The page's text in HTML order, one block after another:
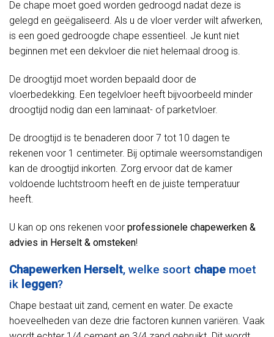
De chape moet goed worden gedroogd nadat deze is
gelegd en geëgaliseerd. Als u de vloer verder wilt afwerken,
is een goed gedroogde chape essentieel. Je kunt niet
beginnen met een dekvloer die niet helemaal droog is.
De droogtijd moet worden bepaald door de
vloerbedekking. Een tegelvloer heeft bijvoorbeeld minder
droogtijd nodig dan een laminaat- of parketvloer.
De droogtijd is te benaderen door 7 tot 10 dagen te
rekenen voor 1 centimeter. Bij optimale weersomstandigen
kan de droogtijd inkorten. Zorg ervoor dat de kamer
voldoende luchtstroom heeft en de juiste temperatuur
heeft.
U kan op ons rekenen voor professionele chapewerken &
advies in Herselt & omsteken!
Chapewerken Herselt, welke soort chape moet
ik leggen?
Chape bestaat uit zand, cement en water. De exacte
hoeveelheden van deze drie factoren kunnen variëren. Vaak